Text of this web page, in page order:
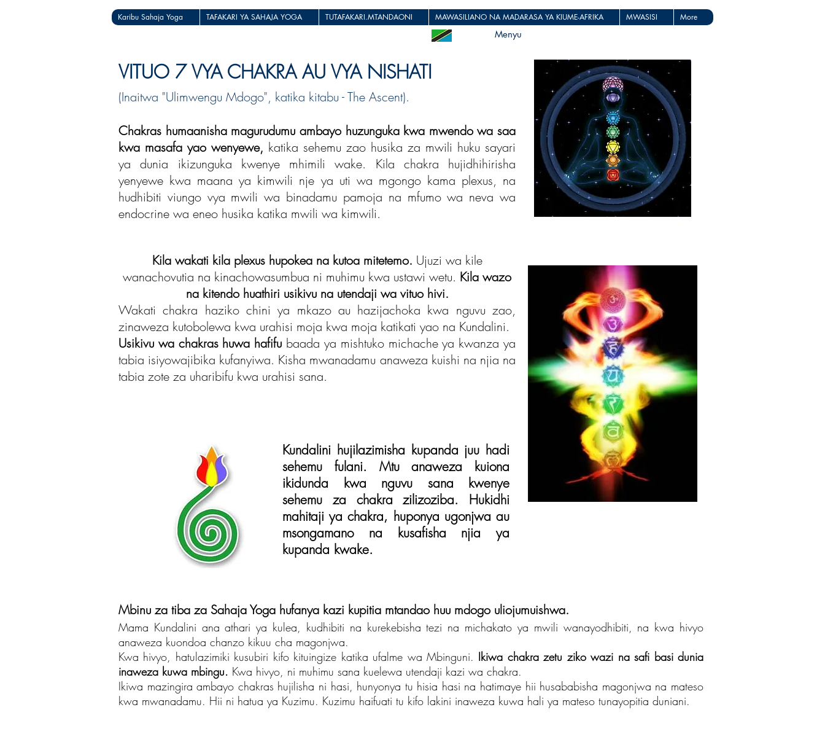
Karibu Sahaja Yoga TAFAKARI YA SAHAJA YOGA TUTAFAKARI.MTANDAONI MAWASILIANO NA MADARASA YA KIUME-AFRIKA MWASISI More
Menyu
VITUO 7 VYA CHAKRA AU VYA NISHATI
(Inaitwa "Ulimwengu Mdogo", katika kitabu - The Ascent).
Chakras humaanisha magurudumu ambayo huzunguka kwa mwendo wa saa
kwa masafa yao wenyewe, katika sehemu zao husika za mwili huku sayari
ya dunia ikizunguka kwenye mhimili wake. Kila chakra hujidhihirisha
yenyewe kwa maana ya kimwili nje ya uti wa mgongo kama plexus, na
hudhibiti viungo vya mwili wa binadamu pamoja na mfumo wa neva wa
endocrine wa eneo husika katika mwili wa kimwili.
Kila wakati kila plexus hupokea na kutoa mitetemo. Ujuzi wa kile
wanachovutia na kinachowasumbua ni muhimu kwa ustawi wetu. Kila wazo
na kitendo huathiri usikivu na utendaji wa vituo hivi.
Wakati chakra haziko chini ya mkazo au hazijachoka kwa nguvu zao,
zinaweza kutobolewa kwa urahisi moja kwa moja katikati yao na Kundalini.
Usikivu wa chakras huwa hafifu baada ya mishtuko michache ya kwanza ya
tabia isiyowajibika kufanyiwa. Kisha mwanadamu anaweza kuishi na njia na
tabia zote za uharibifu kwa urahisi sana.
Kundalini hujilazimisha kupanda juu hadi
sehemu fulani. Mtu anaweza kuiona
ikidunda kwa nguvu sana kwenye
sehemu za chakra zilizoziba. Hukidhi
mahitaji ya chakra, huponya ugonjwa au
msongamano na kusafisha njia ya
kupanda kwake.
Mbinu za tiba za Sahaja Yoga hufanya kazi kupitia mtandao huu mdogo uliojumuishwa.
Mama Kundalini ana athari ya kulea, kudhibiti na kurekebisha tezi na michakato ya mwili wanayodhibiti, na kwa hivyo
anaweza kuondoa chanzo kikuu cha magonjwa.
Kwa hivyo, hatulazimiki kusubiri kifo kituingize katika ufalme wa Mbinguni. Ikiwa chakra zetu ziko wazi na safi basi dunia
inaweza kuwa mbingu. Kwa hivyo, ni muhimu sana kuelewa utendaji kazi wa chakra.
Ikiwa mazingira ambayo chakras hujilisha ni hasi, hunyonya tu hisia hasi na hatimaye hii husababisha magonjwa na mateso
kwa mwanadamu. Hii ni hatua ya Kuzimu. Kuzimu haifuati tu kifo lakini inaweza kuwa hali ya mateso tunayopitia duniani.